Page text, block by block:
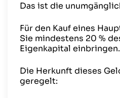
Das ist die
Für den Kauf eines
Sie mindestens 20 %
Eigenkapital einbringen.
Die Herkunft dieses
geregelt: